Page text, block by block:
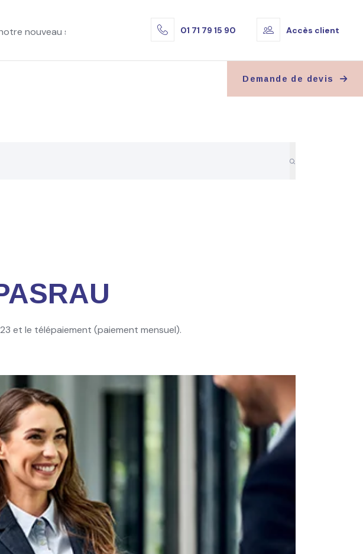
site ! 01 71 79 15 90 Accès client
Demande de devis
et le télépaiement (paiement mensuel).